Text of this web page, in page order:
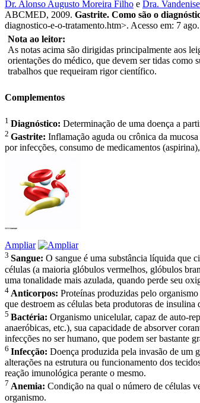
Dr. Alonso Augusto Moreira Filho e Dra.
ABCMED, 2009. Gastrite. Como são o
diagnostico-e-o-tratamento.htm>. Acesso em: 7
Nota ao leitor:
As notas acima são dirigidas principalmente aos
orientações do médico, que devem ser tidas como
trabalhos que requeiram rigor científico.
Complementos
1 Diagnóstico: Determinação de uma doença a
2 Gastrite: Inflamação aguda ou crônica da
por infecções, consumo de medicamentos (aspirina),
Ampliar
3 Sangue: O sangue é uma substância líquida que
células (a maioria glóbulos vermelhos, glóbulos
uma tonalidade mais azulada, quando perde seu
4 Anticorpos: Proteínas produzidas pelo
que destroem as células beta produtoras de
5 Bactéria: Organismo unicelular, capaz de auto-
anaeróbicas, etc.), sua capacidade de absorver
infecções no ser humano, que podem ser bastante
6 Infecção: Doença produzida pela invasão de um
alterações na estrutura ou funcionamento dos
reação imunológica perante o mesmo.
7 Anemia: Condição na qual o número de células
organismo.